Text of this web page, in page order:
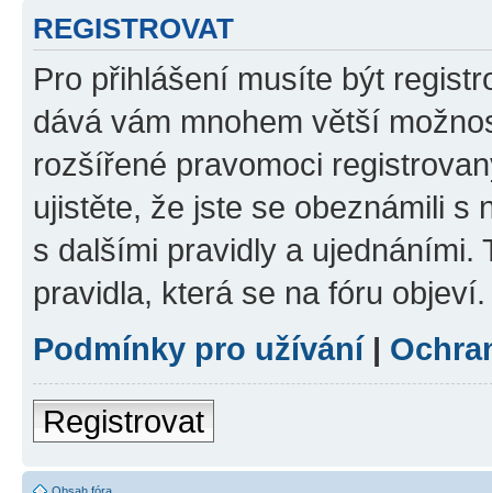
REGISTROVAT
Pro přihlášení musíte být
dává vám mnohem větší
rozšířené pravomoci
ujistěte, že jste se obeznámili s
s dalšími pravidly a ujednáními.
pravidla, která se na fóru objeví.
Podmínky pro užívání|
Registrovat